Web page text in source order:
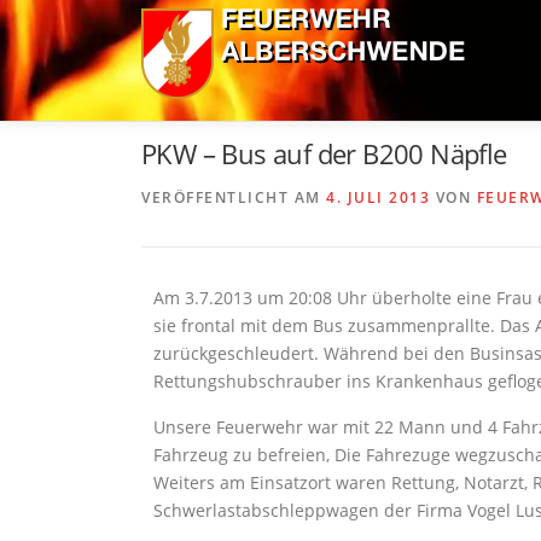
Zum
Inhalt
springen
PKW – Bus auf der B200 Näpfle
VERÖFFENTLICHT AM 4. JULI 2013 VON
Am 3.7.2013 um 20:08 Uhr überholte eine
sie frontal mit dem Bus zusammenprallte. Das
zurückgeschleudert. Während bei den
Rettungshubschrauber ins Krankenhaus
Unsere Feuerwehr war mit 22 Mann und 4
Fahrzeug zu befreien, Die Fahrezuge
Weiters am Einsatzort waren Rettung, Notarzt,
Schwerlastabschleppwagen der Firma Vogel